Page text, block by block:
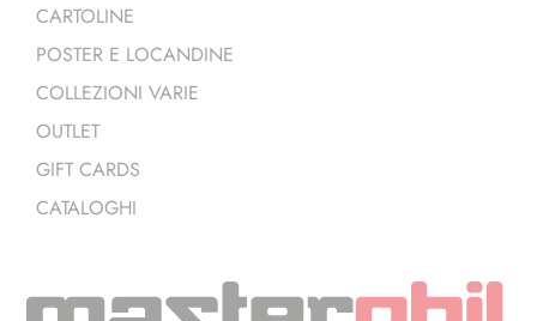
CARTOLINE
POSTER E LOCANDINE
COLLEZIONI VARIE
OUTLET
GIFT CARDS
CATALOGHI